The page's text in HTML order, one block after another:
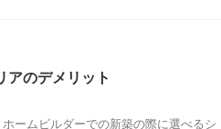
アのデメリット
ームビルダーでの新築の際に選べるシ